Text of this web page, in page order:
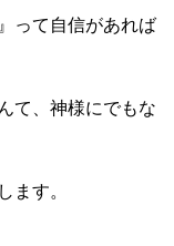
って自信があれば
て、神様にでもな
ます。